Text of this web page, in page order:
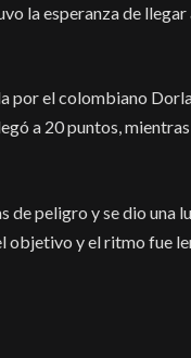
la esperanza de
por el colombiano
a 20 puntos,
peligro y se dio una
objetivo y el ritmo fue